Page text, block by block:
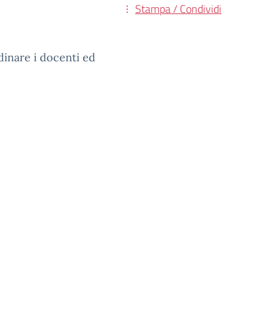
Stampa / Condividi
i docenti ed